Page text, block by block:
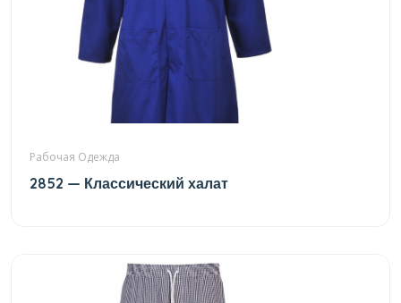
Рабочая Одежда
2852 — Классический халат